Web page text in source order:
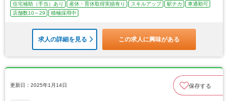
住宅補助（手当）あり
産休・育休取得実績有り スキルアップ 駅チカ
車通勤可
店舗数10～29
積極採用中
求人の詳細を見る この求人に興味がある
更新日：2025年1月14日 保存する